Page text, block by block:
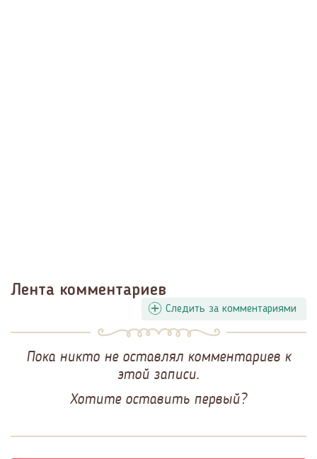
Лента комментариев
Следить за комментариями
Пока никто не оставлял комментариев к
этой записи.
Хотите оставить первый?